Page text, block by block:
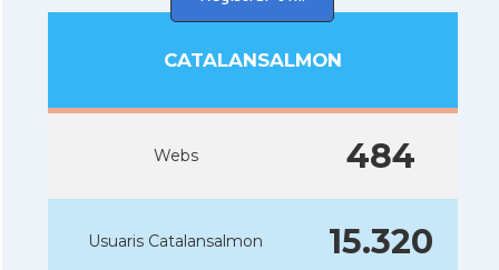
CATALANSALMON
Webs 484
Usuaris Catalansalmon 15.320